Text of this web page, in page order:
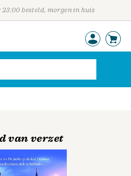
23:00 besteld, morgen in huis
van verzet